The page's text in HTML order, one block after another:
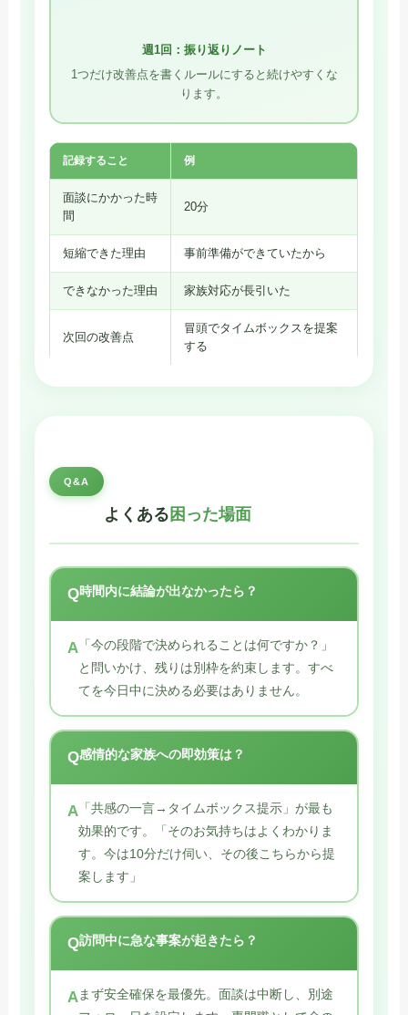
週1回：振り返りノート
1つだけ改善点を書くルールにすると続けやすくな
ります。
記録すること 例
面談にかかった時
間
20分
短縮できた理由 事前準備ができていたから
できなかった理由 家族対応が長引いた
次回の改善点
冒頭でタイムボックスを提案
する
Q&A
よくある 困った場面
時間内に結論が出なかったら？
「今の段階で決められることは何ですか？」
と問いかけ、残りは別枠を約束します。すべ
てを今日中に決める必要はありません。
感情的な家族への即効策は？
「共感の一言→タイムボックス提示」が最も
効果的です。「そのお気持ちはよくわかりま
す。今は10分だけ伺い、その後こちらから提
案します」
訪問中に急な事案が起きたら？
まず安全確保を最優先。面談は中断し、別途